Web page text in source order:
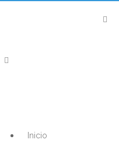
Inicio